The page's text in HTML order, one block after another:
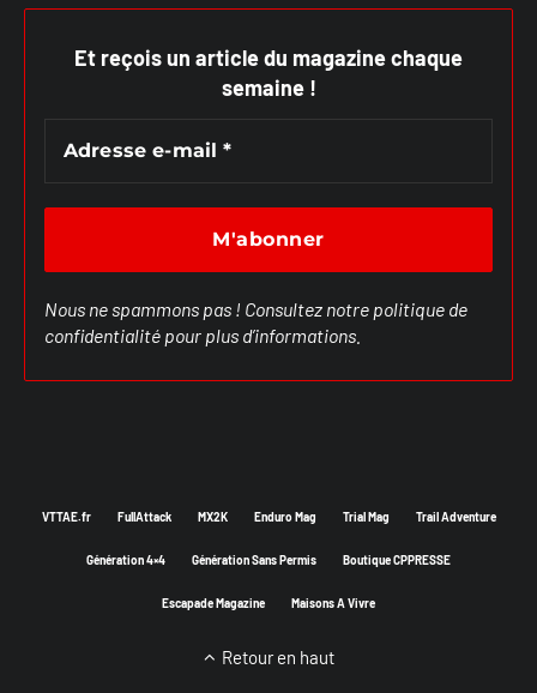
Et reçois un article du magazine chaque
semaine !
Nous ne spammons pas ! Consultez notre politique de
confidentialité pour plus d’informations.
VTTAE.fr FullAttack MX2K Enduro Mag Trial Mag Trail Adventure
Génération 4×4 Génération Sans Permis Boutique CPPRESSE
Escapade Magazine Maisons A Vivre
Retour en haut